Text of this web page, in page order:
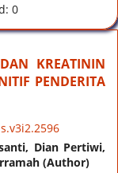
0
KREATININ
PENDERITA
Dian Pertiwi,
(Author)